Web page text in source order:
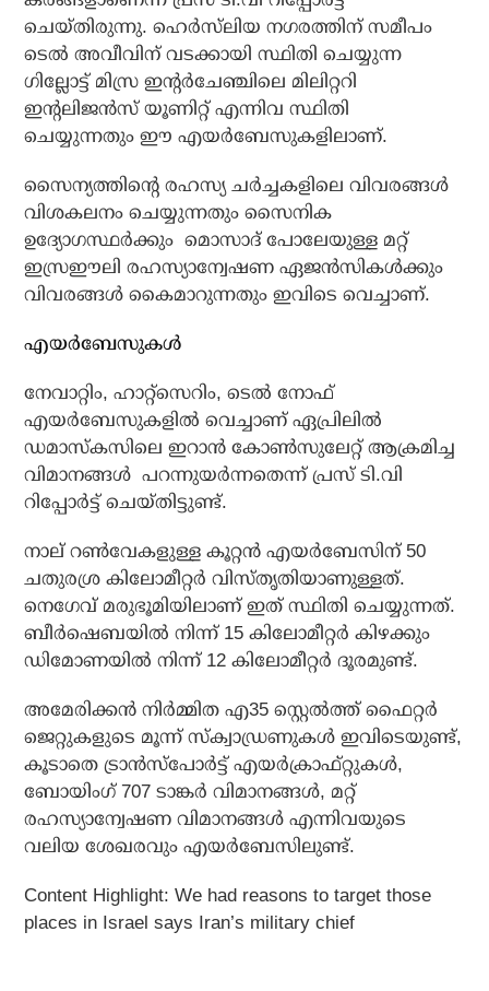
ചെയ്തിരുന്നു. ഹെര്‍സ്‌ലിയ നഗരത്തിന് സമീപം
ടെല്‍ അവീവിന് വടക്കായി സ്ഥിതി ചെയ്യുന്ന
ഗില്ലോട്ട് മിസ്ര ഇന്റര്‍ചേഞ്ചിലെ മിലിറ്ററി
ഇന്റലിജന്‍സ് യൂണിറ്റ് എന്നിവ സ്ഥിതി
ചെയ്യുന്നതും ഈ എയര്‍ബേസുകളിലാണ്.
സൈന്യത്തിന്റെ രഹസ്യ ചര്‍ച്ചകളിലെ വിവരങ്ങള്‍
വിശകലനം ചെയ്യുന്നതും സൈനിക
ഉദ്യോഗസ്ഥര്‍ക്കും മൊസാദ് പോലേയുള്ള മറ്റ്
ഇസ്രഈലി രഹസ്യാന്വേഷണ ഏജന്‍സികള്‍ക്കും
വിവരങ്ങള്‍ കൈമാറുന്നതും ഇവിടെ വെച്ചാണ്.
എയര്‍ബേസുകള്‍
നേവാറ്റിം, ഹാറ്റ്സെറിം, ടെല്‍ നോഫ്
എയര്‍ബേസുകളില്‍ വെച്ചാണ് ഏപ്രിലില്‍
ഡമാസ്‌കസിലെ ഇറാന്‍ കോണ്‍സുലേറ്റ് ആക്രമിച്ച
വിമാനങ്ങള്‍ പറന്നുയര്‍ന്നതെന്ന് പ്രസ് ടി.വി
റിപ്പോര്‍ട്ട് ചെയ്തിട്ടുണ്ട്.
നാല് റണ്‍വേകളുള്ള കൂറ്റന്‍ എയര്‍ബേസിന് 50
ചതുരശ്ര കിലോമീറ്റര്‍ വിസ്തൃതിയാണുള്ളത്.
നെഗേവ് മരുഭൂമിയിലാണ് ഇത് സ്ഥിതി ചെയ്യുന്നത്.
ബീര്‍ഷെബയില്‍ നിന്ന് 15 കിലോമീറ്റര്‍ കിഴക്കും
ഡിമോണയില്‍ നിന്ന് 12 കിലോമീറ്റര്‍ ദൂരമുണ്ട്.
അമേരിക്കന്‍ നിര്‍മ്മിത എ35 സ്റ്റെല്‍ത്ത് ഫൈറ്റര്‍
ജെറ്റുകളുടെ മൂന്ന് സ്‌ക്വാഡ്രണുകള്‍ ഇവിടെയുണ്ട്,
കൂടാതെ ട്രാന്‍സ്‌പോര്‍ട്ട് എയര്‍ക്രാഫ്റ്റുകള്‍,
ബോയിംഗ് 707 ടാങ്കര്‍ വിമാനങ്ങള്‍, മറ്റ്
രഹസ്യാന്വേഷണ വിമാനങ്ങള്‍ എന്നിവയുടെ
വലിയ ശേഖരവും എയര്‍ബേസിലുണ്ട്.
Content Highlight:We had reasons to target those
places in Israel says Iran’s military chief